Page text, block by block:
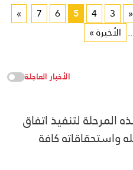
«
3
4
5
6
7
»
الأخيرة »
الأخبار العاجلة
لتنفيذ اتفاق
واستحقاقاته كافة